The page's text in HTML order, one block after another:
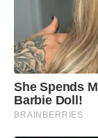
She Spends
Barbie Doll!
BRAINBERRIES